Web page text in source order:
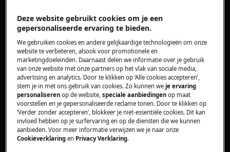
WAARSCHUWING!RISICO OP OOGLETSEL
Draag veiligheidsbrillen als u onderhouds- of
herstelwerkzaamheden uitvoert waarbij veren
betrokken zijn.
Deze website gebruikt cookies om je een
gepersonaliseerde ervaring te bieden.
We gebruiken cookies en andere gelijkaardige technologieën om onze
website te verbeteren, alsook voor promotionele en
marketingdoeleinden. Daarnaast delen we informatie over je gebruik
van onze website met onze partners op het vlak van sociale media,
advertising en analytics. Door te klikken op ‘Alle cookies accepteren’,
stem je in met ons gebruik van cookies. Zo kunnen weje ervaring
personaliseren op de website,speciale aanbiedingen op maat
voorstellen en je gepersonaliseerde reclame tonen. Door te klikken op
‘Verder zonder accepteren’, blokkeer je niet-essentiële cookies. Dit kan
invloed hebben op je surfervaring en op de diensten die we kunnen
aanbieden. Voor meer informatie verwijzen we je naar onze
Cookieverklaring en Privacy Verklaring.